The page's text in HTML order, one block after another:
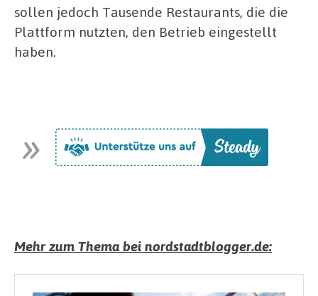
sollen jedoch Tausende Restaurants, die die
Plattform nutzten, den Betrieb eingestellt
haben.
Mehr zum Thema bei nordstadtblogger.de: